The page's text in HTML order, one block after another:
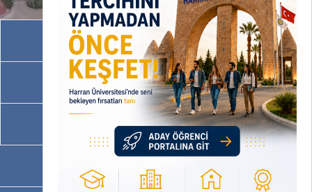
Akademik Birimler
İdari Birimler
Programlarımız
OBS